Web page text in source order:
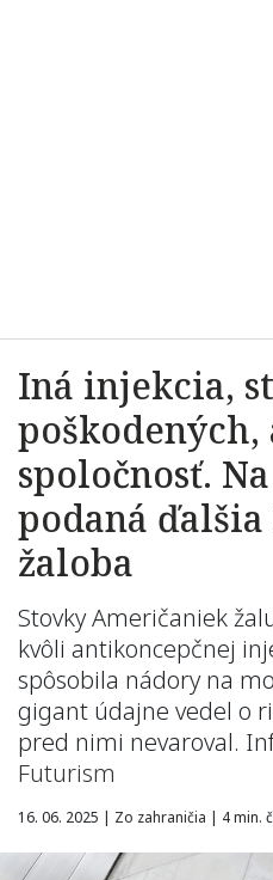
Iná injekcia,
spoločnosť.
podaná
žaloba
Stovky Američaniek
kvôli antikoncepčnej
spôsobila nádory na
gigant údajne vedel o
pred nimi nevaroval.
Futurism
16. 06. 2025 | Zo zahraničia | 4 min.